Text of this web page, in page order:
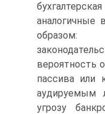
аналогичные
образом:
вероятность
пассива или
аудируемым
угрозу